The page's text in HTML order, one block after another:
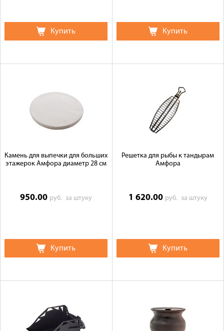
Купить Купить
Камень для выпечки для больших
этажерок Амфора диаметр 28 см
950.00 руб.за штуку
Купить
Решетка для рыбы к тандырам
Амфора
1 620.00 руб. за штуку
Купить